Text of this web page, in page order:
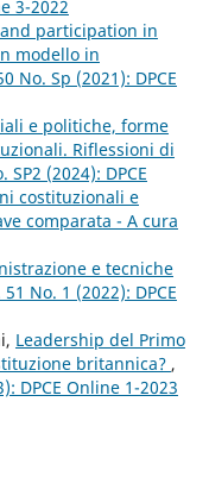
3-2022
participation in
modello in
No. Sp (2021): DPCE
e politiche, forme
Riflessioni di
SP2 (2024): DPCE
costituzionali e
comparata - A cura
e tecniche
No. 1 (2022): DPCE
Leadership del Primo
britannica? ,
DPCE Online 1-2023